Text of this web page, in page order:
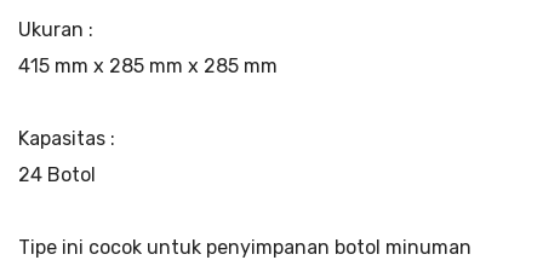
Ukuran :
415 mm x 285 mm x 285 mm
Kapasitas :
24 Botol
Tipe ini cocok untuk penyimpanan botol minuman